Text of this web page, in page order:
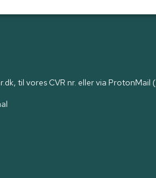
til vores CVR nr. eller via ProtonMail (